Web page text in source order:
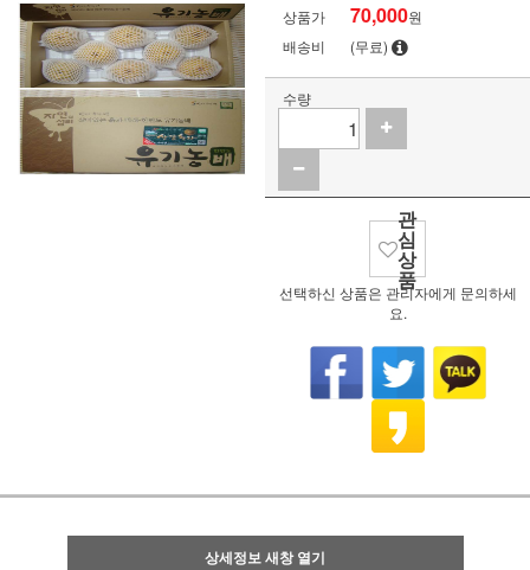
상품가 70,000원
배송비
(무료)
수량
관
심
상
품
선택하신 상품은 관리자에게 문의하세
요.
상세정보 새창 열기